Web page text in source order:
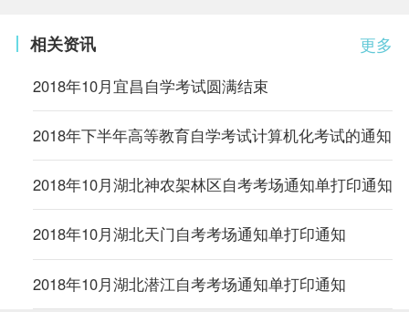
更多
相关资讯
2018年10月宜昌自学考试圆满结束
2018年下半年高等教育自学考试计算机化考试的通知
2018年10月湖北神农架林区自考考场通知单打印通知
2018年10月湖北天门自考考场通知单打印通知
2018年10月湖北潜江自考考场通知单打印通知